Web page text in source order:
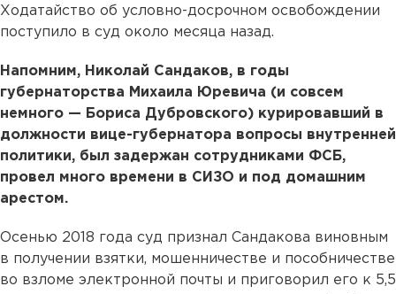
Ходатайство об условно-досрочном освобождении
поступило в суд около месяца назад.
Напомним, Николай Сандаков, в годы
губернаторства Михаила Юревича (и совсем
немного — Бориса Дубровского) курировавший в
должности вице-губернатора вопросы внутренней
политики, был задержан сотрудниками ФСБ,
провел много времени в СИЗО и под домашним
арестом.
Осенью 2018 года суд признал Сандакова виновным
в получении взятки, мошенничестве и пособничестве
во взломе электронной почты и приговорил его к 5,5